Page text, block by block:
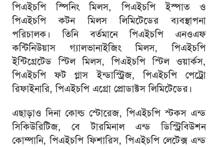
পিএইচপি স্পিনিং মিলস, পিএইচপি ইস্পাত ও
পিএইচপি কটন মিলস লিমিটেডের ব্যবস্থাপনা
পরিচালক। তিনি বর্তমানে পিএইচপি এনওএফ
কন্টিনিউয়াস গ্যালভানাইজিং মিলস, পিএইচপি
ইন্টিগ্রেটেড স্টিল মিলস, পিএইচপি স্টিল ওয়ার্কস,
পিএইচপি ফট গ্লাস ইন্ডাস্ট্রিজ, পিএইচপি পেট্রো
রিফাইনারি, পিএইচপি এগ্রো প্রোডাক্টস লিমিটেডের।
এছাড়াও দিনা কোল্ড স্টোরেজ, পিএইচপি স্টকস এন্ড
সিকিউরিটিজ, বে টারমিনাল এন্ড ডিস্ট্রিবিউশন
কোম্পানি, পিএইচপি ফিশারিস, পিএইচপি লেটেক্স এন্ড